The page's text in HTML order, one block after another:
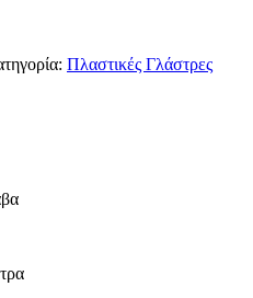
Πλαστικές Γλάστρες